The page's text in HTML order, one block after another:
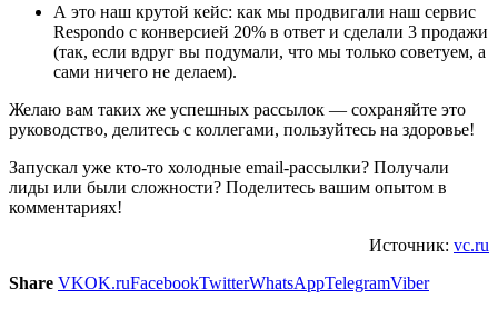
А это наш крутой кейс: как мы продвигали наш сервис
Respondo с конверсией 20% в ответ и сделали 3 продажи
(так, если вдруг вы подумали, что мы только советуем, а
сами ничего не делаем).
Желаю вам таких же успешных рассылок — сохраняйте это
руководство, делитесь с коллегами, пользуйтесь на здоровье!
Запускал уже кто-то холодные email-рассылки? Получали
лиды или были сложности? Поделитесь вашим опытом в
комментариях!
Источник: vc.ru
Share VKOK.ruFacebookTwitterWhatsAppTelegramViber